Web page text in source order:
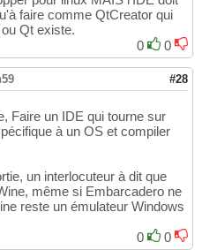
faire comme QtCreator qui
Qt existe.
0
0
#28
Faire un IDE qui tourne sur
à un OS et compiler
un interlocuteur à dit que
même si Embarcadero ne
reste un émulateur Windows
0
0